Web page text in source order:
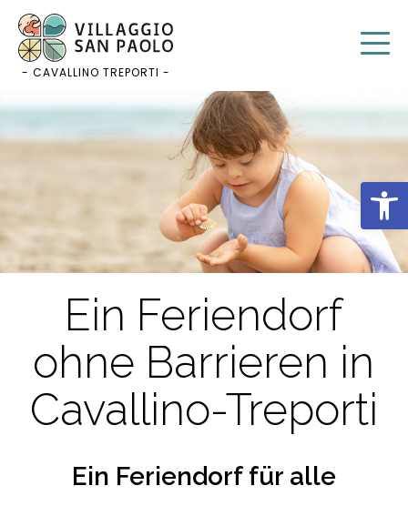
Zum
Inhalt
springen
- CAVALLINO TREPORTI -
Ein Feriendorf
ohne Barrieren in
Cavallino-Treporti
Ein Feriendorf für alle